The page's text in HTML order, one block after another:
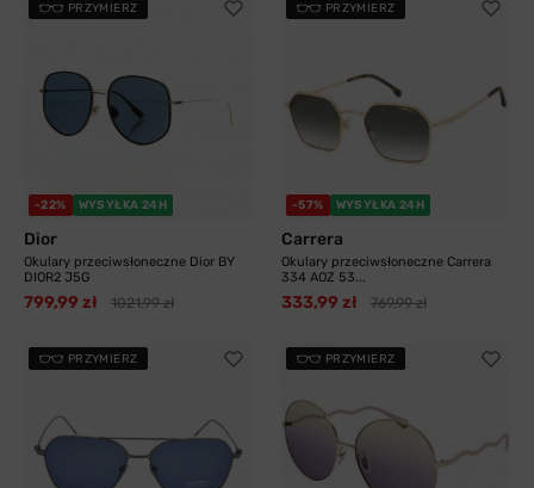
PRZYMIERZ
-22% WYSYŁKA 24H
Dior
Okulary przeciwsłoneczne Dior BY
DIOR2 J5G
799,99 zł 1021,99 zł
PRZYMIERZ
-57% WYSYŁKA 24H
Carrera
Okulary przeciwsłoneczne Carrera
334 AOZ 53...
333,99 zł 769,99 zł
PRZYMIERZ PRZYMIERZ